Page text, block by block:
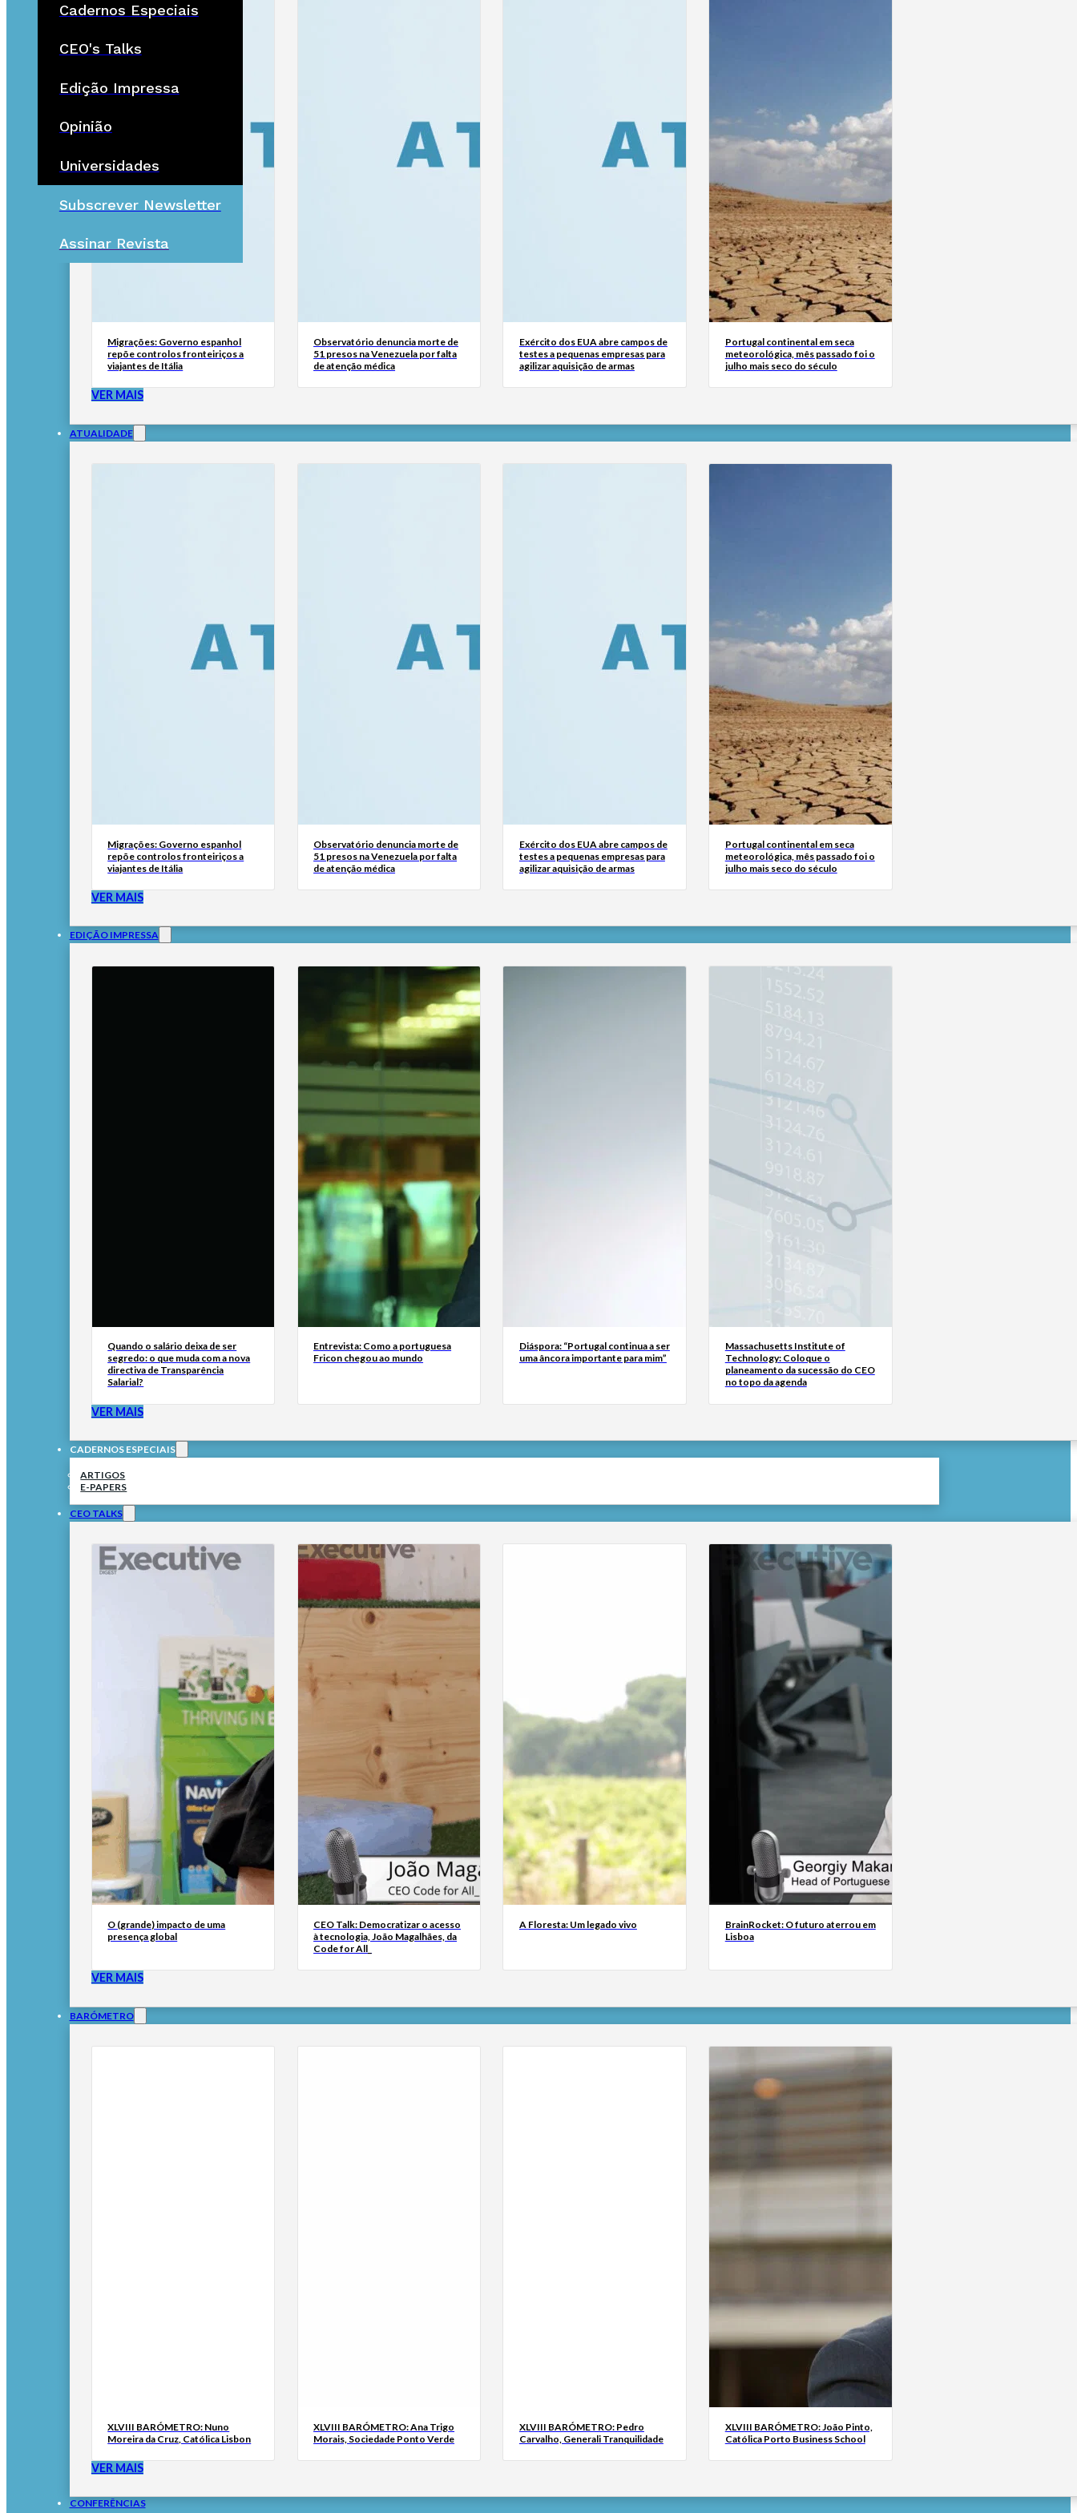
Cadernos Especiais
CEO's Talks
Edição Impressa
Opinião
Universidades
Subscrever Newsletter
Assinar Revista
Migrações: Governo espanhol
repõe controlos fronteiriços a
viajantes de Itália
Observatório denuncia morte de
51 presos na Venezuela por falta
de atenção médica
Exército dos EUA abre campos de
testes a pequenas empresas para
agilizar aquisição de armas
Portugal continental em seca
meteorológica, mês passado foi o
julho mais seco do século
VER MAIS
ATUALIDADE
Migrações: Governo espanhol
repõe controlos fronteiriços a
viajantes de Itália
Observatório denuncia morte de
51 presos na Venezuela por falta
de atenção médica
Exército dos EUA abre campos de
testes a pequenas empresas para
agilizar aquisição de armas
Portugal continental em seca
meteorológica, mês passado foi o
julho mais seco do século
VER MAIS
EDIÇÃO IMPRESSA
Quando o salário deixa de ser
segredo: o que muda com a nova
directiva de Transparência
Salarial?
Entrevista: Como a portuguesa
Fricon chegou ao mundo
Diáspora: “Portugal continua a ser
uma âncora importante para mim”
Massachusetts Institute of
Technology: Coloque o
planeamento da sucessão do CEO
no topo da agenda
VER MAIS
CADERNOS ESPECIAIS
ARTIGOS
E-PAPERS
CEO TALKS
O (grande) impacto de uma
presença global
CEO Talk: Democratizar o acesso
à tecnologia, João Magalhães, da
Code for All_
A Floresta: Um legado vivo
BrainRocket: O futuro aterrou em
Lisboa
VER MAIS
BARÓMETRO
XLVIII BARÓMETRO: Nuno
Moreira da Cruz, Católica Lisbon
XLVIII BARÓMETRO: Ana Trigo
Morais, Sociedade Ponto Verde
XLVIII BARÓMETRO: Pedro
Carvalho, Generali Tranquilidade
XLVIII BARÓMETRO: João Pinto,
Católica Porto Business School
VER MAIS
CONFERÊNCIAS